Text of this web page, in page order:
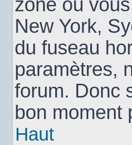
zone où
New York,
du fuseau
paramètres,
forum. Donc
bon moment
Haut